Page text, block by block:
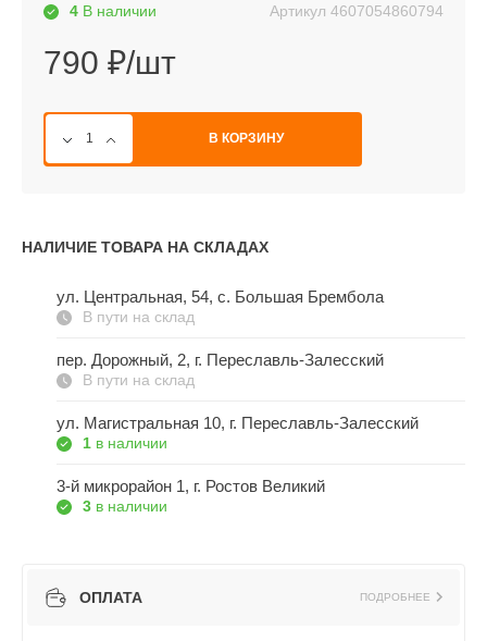
4 В наличии Артикул 4607054860794
790 ₽/шт
В КОРЗИНУ
НАЛИЧИЕ ТОВАРА НА СКЛАДАХ
ул. Центральная, 54, c. Большая Брембола
В пути на склад
пер. Дорожный, 2, г. Переславль-Залесский
В пути на склад
ул. Магистральная 10, г. Переславль-Залесский
1 в наличии
3-й микрорайон 1, г. Ростов Великий
3 в наличии
ОПЛАТА ПОДРОБНЕЕ